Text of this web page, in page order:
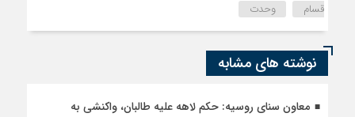
قسام
وحدت
نوشته های مشابه
معاون سنای روسیه: حکم لاهه علیه طالبان، واکنشی به